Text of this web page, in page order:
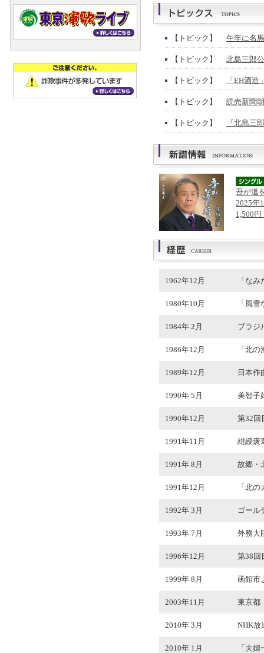
【トピック】 午年に名
【トピック】 北島三郎
【トピック】 「EH酒
【トピック】 読売新聞
【トピック】 『北島三
吾が道
2025年
1,500
1962年12月 「な
1980年10月 「風
1984年 2月 ブラジ
1986年12月 「北
1989年12月 日本作
1990年 5月 美智子
1990年12月 第32回
1991年11月 紺綬褒
1991年 8月 故郷・
1991年12月 「北
1992年 3月 ゴール
1993年 7月 外務大
1996年12月 第38回
1999年 8月 函館市
2003年11月 東京都
2010年 3月 NHK放
2010年 1月 「夫